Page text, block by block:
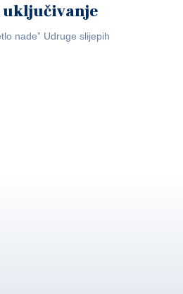
uključivanje
nade” Udruge slijepih